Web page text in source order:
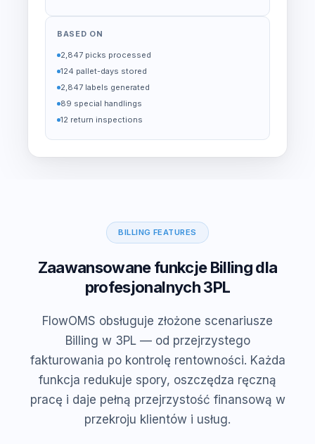
BASED ON
2,847 picks processed
124 pallet-days stored
2,847 labels generated
89 special handlings
12 return inspections
BILLING FEATURES
Zaawansowane funkcje Billing dla
profesjonalnych 3PL
FlowOMS obsługuje złożone scenariusze
Billing w 3PL — od przejrzystego
fakturowania po kontrolę rentowności. Każda
funkcja redukuje spory, oszczędza ręczną
pracę i daje pełną przejrzystość finansową w
przekroju klientów i usług.